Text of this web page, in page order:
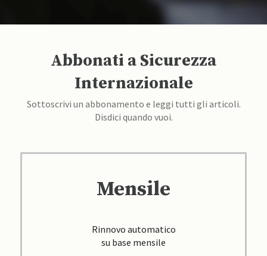
Abbonati a Sicurezza
Internazionale
Sottoscrivi un abbonamento e leggi tutti gli articoli.
Disdici quando vuoi.
Mensile
Rinnovo automatico
su base mensile